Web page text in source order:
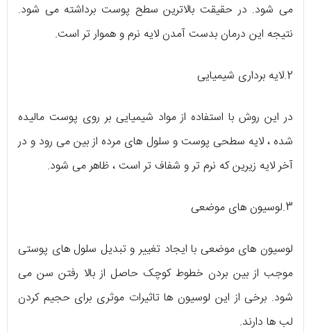
می شود. در حقیقت بالاترین سطح پوست برداشته می شود.
نتیجه این درمان بدست آمدن لایه نرم و هموار تر است.
2.لایه برداری شیمیایی
در این روش با استفاده از مواد شیمیایی بر روی پوست مالیده
شده ، لایه سطحی پوست و سلول های مرده از بین می رود و در
آخر لایه زیرین که نرم تر و شفاف تر است ، ظاهر می شود.
3.لوسیون های موضعی
لوسیون های موضعی با ایجاد تغییر و تبدیل سلول های پوستی
موجب از بین بردن خطوط کوچک حاصل از بالا رفتن سن می
شود. برخی از این لوسیون ها تاثیرات موثری برای حجیم کردن
لب ها دارند.